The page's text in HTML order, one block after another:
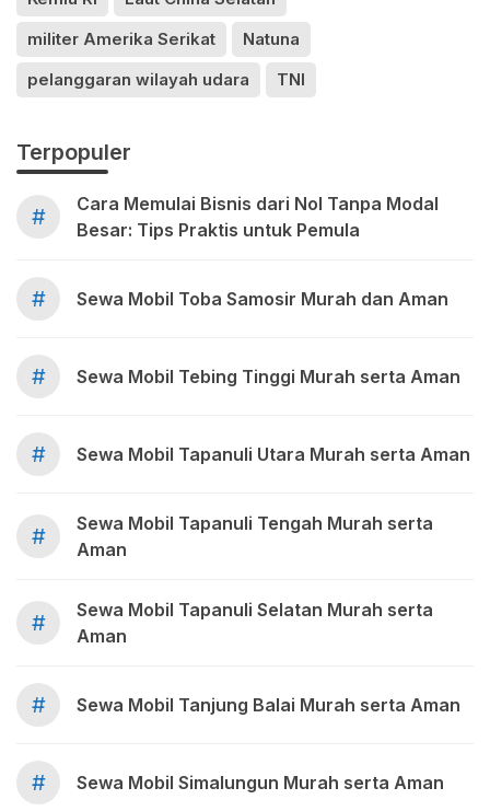
militer Amerika Serikat
Natuna
pelanggaran wilayah udara
TNI
Terpopuler
#
Cara Memulai Bisnis dari Nol Tanpa Modal
Besar: Tips Praktis untuk Pemula
# Sewa Mobil Toba Samosir Murah dan Aman
# Sewa Mobil Tebing Tinggi Murah serta Aman
# Sewa Mobil Tapanuli Utara Murah serta Aman
#
Sewa Mobil Tapanuli Tengah Murah serta
Aman
#
Sewa Mobil Tapanuli Selatan Murah serta
Aman
# Sewa Mobil Tanjung Balai Murah serta Aman
# Sewa Mobil Simalungun Murah serta Aman